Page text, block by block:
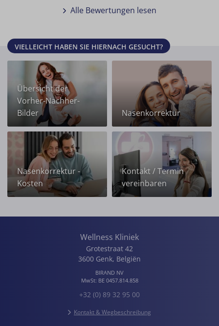
Alle Bewertungen lesen
VIELLEICHT HABEN SIE HIERNACH GESUCHT?
Übersicht der
Vorher-Nachher-
Bilder
Nasenkorrektur
Nasenkorrektur -
Kosten
Kontakt / Termin
vereinbaren
Wellness Kliniek
Grotestraat 42
3600 Genk, Belgiën
BIRAND NV
MwSt: BE 0457.814.858
+32 (0) 89 32 95 00
Kontakt & Wegbeschreibung